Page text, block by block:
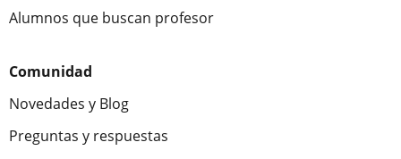
Alumnos que buscan profesor
Comunidad
Novedades y Blog
Preguntas y respuestas